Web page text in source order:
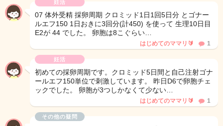
妊活
07 体外受精 採卵周期 クロミッド1日1回5日分 とゴナー
ルエフ150 1日おきに3回分(計450) を使って 生理10日目
E2が 44 でした。 卵胞は8こぐらい…
はじめてのママリ🔰 1
妊活
初めての採卵周期です。クロミッド5日間と自己注射ゴナ
ールエフ150単位で刺激しています。 昨日D6で卵胞チェ
ックでした。 卵胞が3つしかなくて少ない…
はじめてのママリ🔰 1
その他の疑問